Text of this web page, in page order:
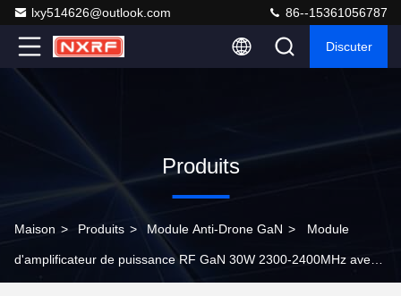
lxy514626@outlook.com 86--15361056787
Discuter
Produits
Maison > Produits > Module Anti-Drone GaN > Module
d'amplificateur de puissance RF GaN 30W 2300-2400MHz avec